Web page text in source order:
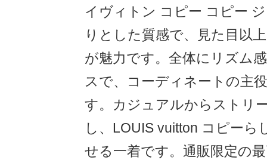
イヴィトン コピー コピー
りとした質感で、見た目以
が魅力です。全体にリズム
スで、コーディネートの主
す。カジュアルからストリ
し、LOUIS vuitton コピーら
せる一着です。通販限定の